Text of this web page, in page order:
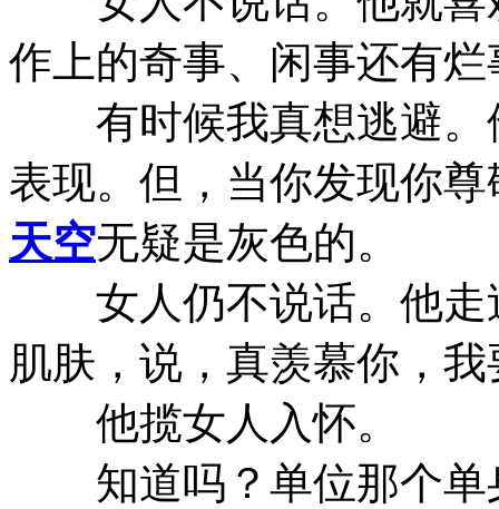
作上的奇事、闲事还有烂
有时候我真想逃避。
表现。但，当你发现你
天空无疑是灰色的。
女人仍不说话。他走
肌肤，说，真羡慕你，
他揽女人入怀。
知道吗？单位那个单